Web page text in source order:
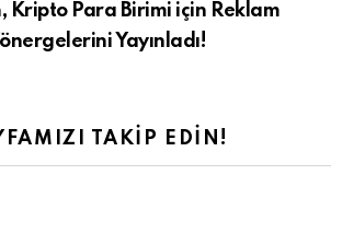
Kripto Para Birimi için Reklam
Yayınladı!
TAKIP EDIN!